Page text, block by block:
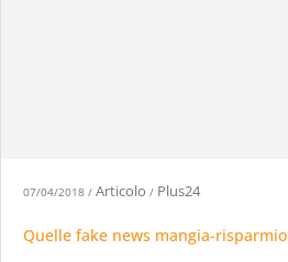
07/04/2018 / Articolo / Plus24
Quelle fake news mangia-risparmio